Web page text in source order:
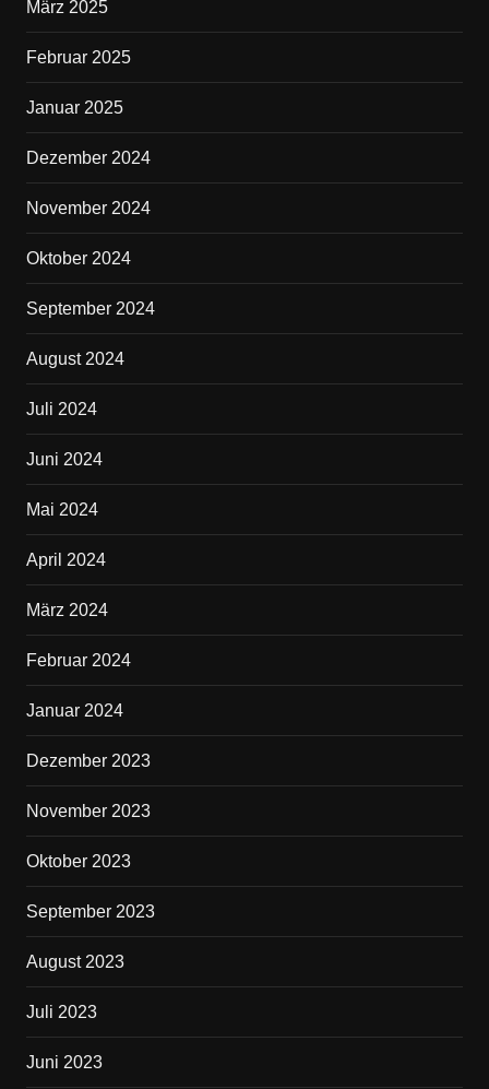
März 2025
Februar 2025
Januar 2025
Dezember 2024
November 2024
Oktober 2024
September 2024
August 2024
Juli 2024
Juni 2024
Mai 2024
April 2024
März 2024
Februar 2024
Januar 2024
Dezember 2023
November 2023
Oktober 2023
September 2023
August 2023
Juli 2023
Juni 2023